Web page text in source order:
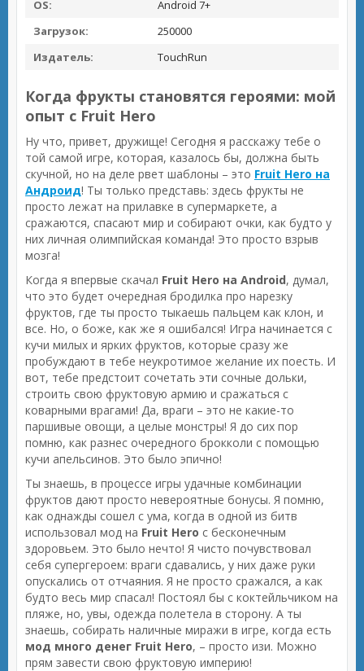
OS:
Android 7+
Загрузок:
250000
Издатель:
TouchRun
Когда фрукты становятся героями: мой
опыт с Fruit Hero
Ну что, привет, дружище! Сегодня я расскажу тебе о
той самой игре, которая, казалось бы, должна быть
скучной, но на деле рвет шаблоны – это Fruit Hero на
Андроид! Ты только представь: здесь фрукты не
просто лежат на прилавке в супермаркете, а
сражаются, спасают мир и собирают очки, как будто у
них личная олимпийская команда! Это просто взрыв
мозга!
Когда я впервые скачал Fruit Hero на Android, думал,
что это будет очередная бродилка про нарезку
фруктов, где ты просто тыкаешь пальцем как клон, и
все. Но, о боже, как же я ошибался! Игра начинается с
кучи милых и ярких фруктов, которые сразу же
пробуждают в тебе неукротимое желание их поесть. И
вот, тебе предстоит сочетать эти сочные дольки,
строить свою фруктовую армию и сражаться с
коварными врагами! Да, враги – это не какие-то
паршивые овощи, а целые монстры! Я до сих пор
помню, как разнес очередного брокколи с помощью
кучи апельсинов. Это было эпично!
Ты знаешь, в процессе игры удачные комбинации
фруктов дают просто невероятные бонусы. Я помню,
как однажды сошел с ума, когда в одной из битв
использовал мод на Fruit Hero с бесконечным
здоровьем. Это было нечто! Я чисто почувствовал
себя супергероем: враги сдавались, у них даже руки
опускались от отчаяния. Я не просто сражался, а как
будто весь мир спасал! Постоял бы с коктейльчиком на
пляже, но, увы, одежда полетела в сторону. А ты
знаешь, собирать наличные миражи в игре, когда есть
мод много денег Fruit Hero, – просто изи. Можно
прям завести свою фруктовую империю!